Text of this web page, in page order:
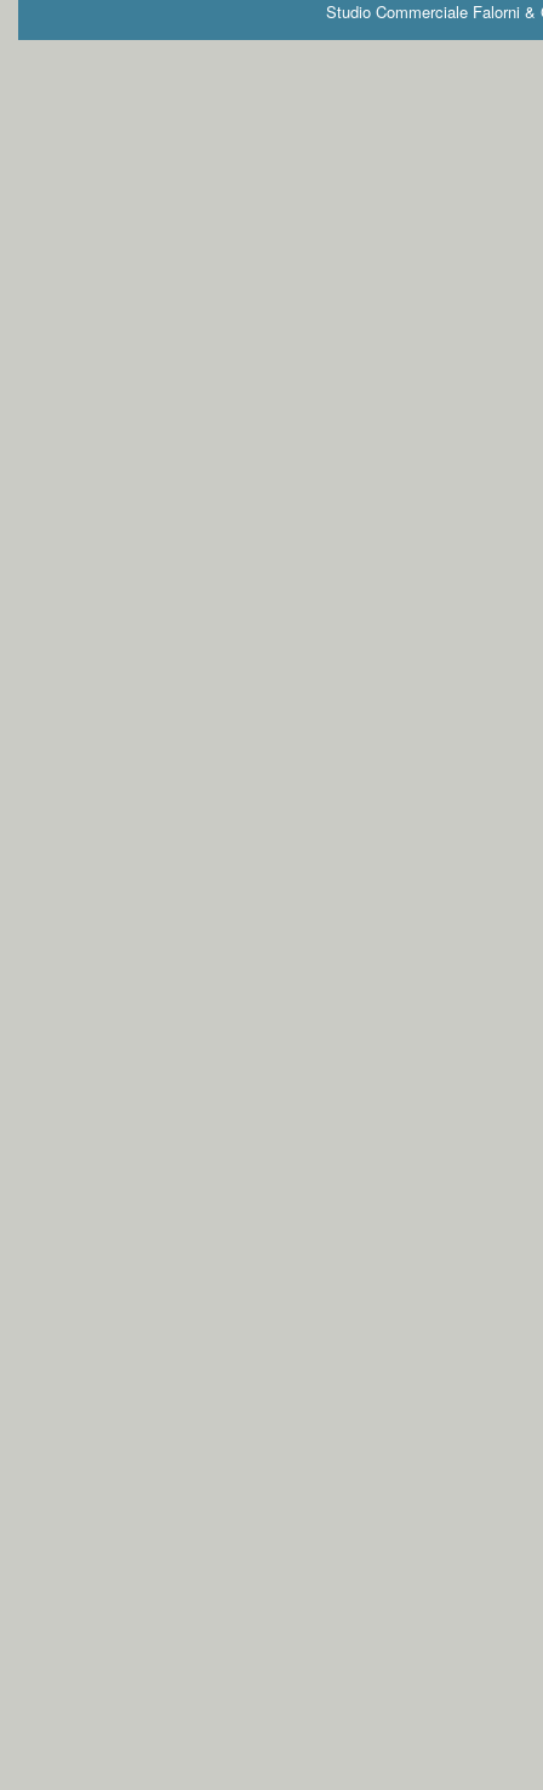
Studio Commerciale Falorni